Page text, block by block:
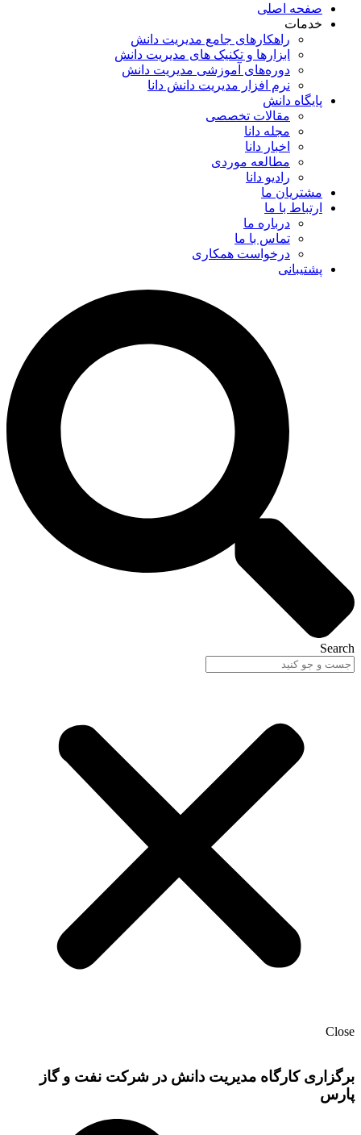
صفحه اصلی
خدمات
راهکارهای جامع مدیریت دانش
ابزارها و تکنیک‌ های مدیریت دانش
دوره‌های آموزشی مدیریت دانش
نرم افزار مدیریت دانش دانا
پایگاه دانش
مقالات تخصصی
مجله دانا
اخبار دانا
مطالعه موردی
رادیو دانا
مشتریان ما
ارتباط با ما
درباره ما
تماس با ما
درخواست همکاری
پشتیبانی
Search
Close
برگزاری کارگاه مدیریت دانش در شرکت نفت و گاز
پارس